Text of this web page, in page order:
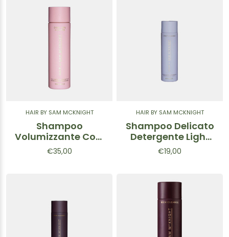
HAIR BY SAM MCKNIGHT
Shampoo
Volumizzante Cool
Girl 250 ml
€35,00
HAIR BY SAM MCKNIGHT
Shampoo Delicato
Detergente Light
Cleanse
€19,00